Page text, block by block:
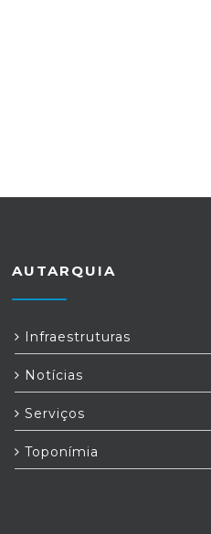
AUTARQUIA
Infraestruturas
Notícias
Serviços
Toponímia